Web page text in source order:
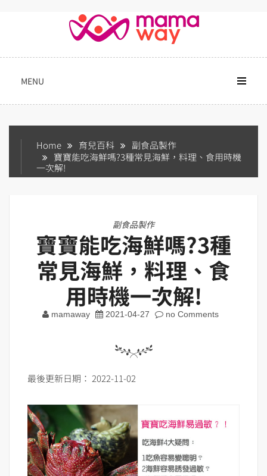
MENU
Home 育兒百科
副食品製作
寶寶能吃海鮮嗎?3種常見海鮮，料理、食用時機
一次解!
副食品製作
寶寶能吃海鮮嗎?3種
常見海鮮，料理、食
用時機一次解!
mamaway 2021-04-27 no Comments
最後更新日期： 2022-11-02